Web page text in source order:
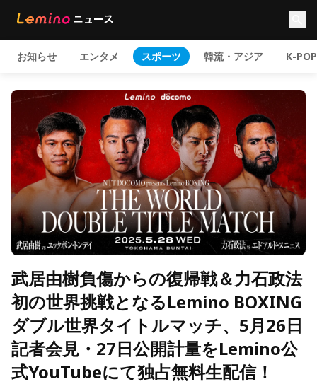
お知らせ エンタメ スポーツ 韓流・アジア K-POP
武居由樹負傷からの復帰戦＆力石政法
初の世界挑戦となるLemino BOXING
ダブル世界タイトルマッチ、5月26日
記者会見・27日公開計量をLemino公
式YouTubeにて独占無料生配信！